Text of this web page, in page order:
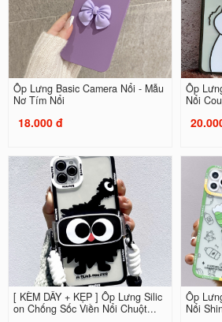
Ốp Lưng Basic Camera Nổi - Mẫu
Nơ Tím Nổi
18.000 đ
Ốp
Nổi
[ KÈM DÂY + KẸP ] Ốp Lưng Silic
on Chống Sốc Viền Nổi Chuột...
Ốp
Nổi